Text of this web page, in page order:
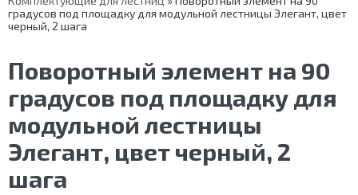
градусов под площадку для модульной лестницы Элегант, цвет
черный, 2 шага
Поворотный элемент на 90
градусов под площадку для
модульной лестницы
Элегант, цвет черный, 2
шага